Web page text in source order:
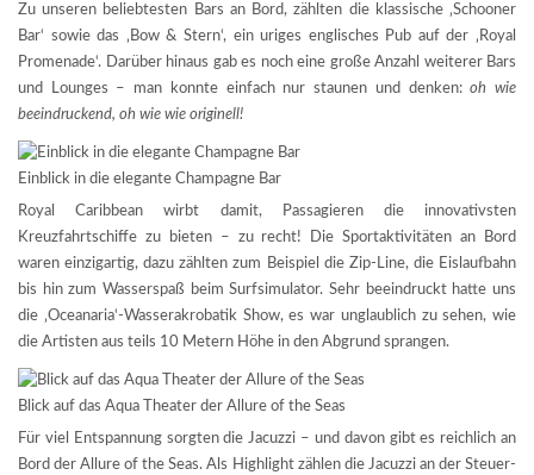
Zu unseren beliebtesten Bars an Bord, zählten die klassische ‚Schooner
Bar‘ sowie das ‚Bow & Stern‘, ein uriges englisches Pub auf der ‚Royal
Promenade‘. Darüber hinaus gab es noch eine große Anzahl weiterer Bars
und Lounges – man konnte einfach nur staunen und denken:oh wie
beeindruckend, oh wie wie originell!
Einblick in die elegante Champagne Bar
Royal Caribbean wirbt damit, Passagieren die innovativsten
Kreuzfahrtschiffe zu bieten – zu recht! Die Sportaktivitäten an Bord
waren einzigartig, dazu zählten zum Beispiel die Zip-Line, die Eislaufbahn
bis hin zum Wasserspaß beim Surfsimulator. Sehr beeindruckt hatte uns
die ‚Oceanaria‘-Wasserakrobatik Show, es war unglaublich zu sehen, wie
die Artisten aus teils 10 Metern Höhe in den Abgrund sprangen.
Blick auf das Aqua Theater der Allure of the Seas
Für viel Entspannung sorgten die Jacuzzi – und davon gibt es reichlich an
Bord der Allure of the Seas. Als Highlight zählen die Jacuzzi an der Steuer-